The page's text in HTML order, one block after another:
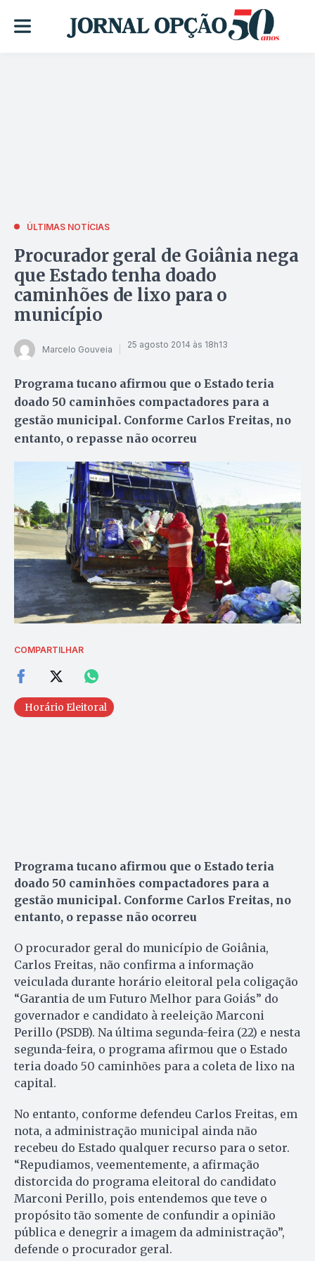
ÚLTIMAS NOTÍCIAS
Procurador geral de Goiânia nega
que Estado tenha doado
caminhões de lixo para o
município
Marcelo Gouveia 25 agosto 2014 às 18h13
Programa tucano afirmou que o Estado teria
doado 50 caminhões compactadores para a
gestão municipal. Conforme Carlos Freitas, no
entanto, o repasse não ocorreu
COMPARTILHAR
Horário Eleitoral
Programa tucano afirmou que o Estado teria
doado 50 caminhões compactadores para a
gestão municipal. Conforme Carlos Freitas, no
entanto, o repasse não ocorreu
O procurador geral do município de Goiânia,
Carlos Freitas, não confirma a informação
veiculada durante horário eleitoral pela coligação
“Garantia de um Futuro Melhor para Goiás” do
governador e candidato à reeleição Marconi
Perillo (PSDB). Na última segunda-feira (22) e nesta
segunda-feira, o programa afirmou que o Estado
teria doado 50 caminhões para a coleta de lixo na
capital.
No entanto, conforme defendeu Carlos Freitas, em
nota, a administração municipal ainda não
recebeu do Estado qualquer recurso para o setor.
“Repudiamos, veementemente, a afirmação
distorcida do programa eleitoral do candidato
Marconi Perillo, pois entendemos que teve o
propósito tão somente de confundir a opinião
pública e denegrir a imagem da administração”,
defende o procurador geral.